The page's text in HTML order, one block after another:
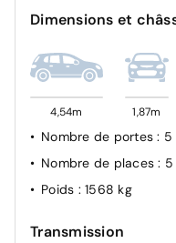
Dimensions et
4,54m 1,87m
Nombre de portes: 5
Nombre de places: 5
Poids : 1568 kg
Transmission